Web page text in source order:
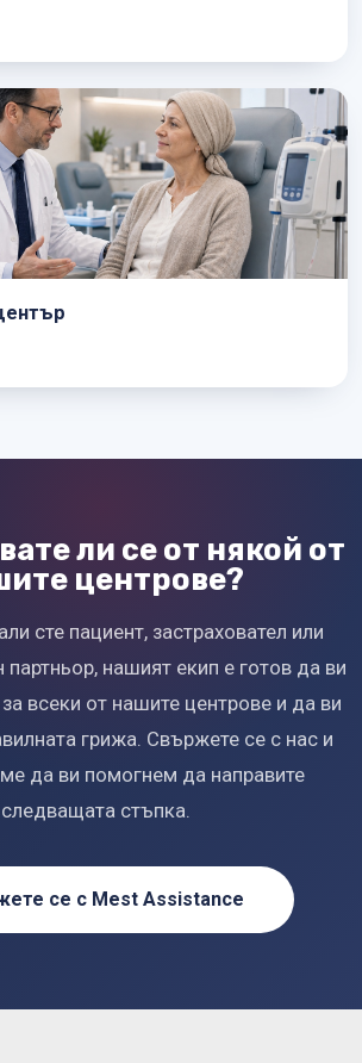
ли се от някой от
центрове?
сте пациент, застраховател или
партньор, нашият екип е готов да ви
всеки от нашите центрове и да ви
грижа. Свържете се с нас и
да ви помогнем да направите
следващата стъпка.
се с Mest Assistance